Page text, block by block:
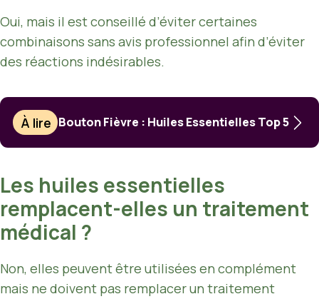
Oui, mais il est conseillé d’éviter certaines
combinaisons sans avis professionnel afin d’éviter
des réactions indésirables.
À lire Bouton Fièvre : Huiles Essentielles Top 5
Les huiles essentielles
remplacent-elles un traitement
médical ?
Non, elles peuvent être utilisées en complément
mais ne doivent pas remplacer un traitement